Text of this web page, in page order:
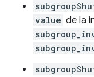
value de la